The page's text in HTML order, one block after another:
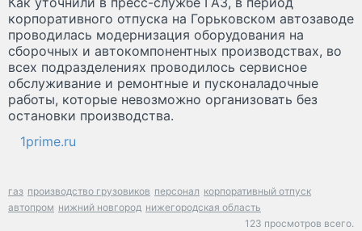
корпоративного отпуска на Горьковском автозаводе
проводилась модернизация оборудования на
сборочных и автокомпонентных производствах, во
всех подразделениях проводилось сервисное
обслуживание и ремонтные и пусконаладочные
работы, которые невозможно организовать без
остановки производства.
1prime.ru
газ производство грузовиков персонал корпоративный отпуск
автопром нижний новгород нижегородская область
123 просмотров всего.